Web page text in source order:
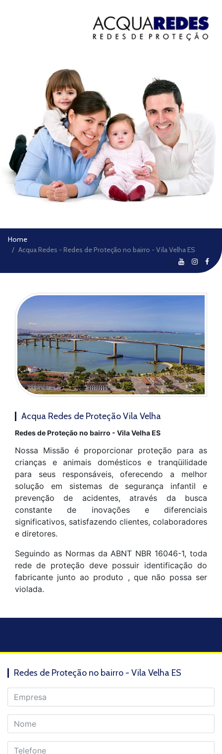
Home
Acqua Redes - Redes de Proteção no bairro - Vila Velha ES
Acqua Redes de Proteção Vila Velha
Redes de Proteção no bairro - Vila Velha ES
Nossa Missão é proporcionar proteção para as
crianças e animais domésticos e tranqüilidade
para seus responsáveis, oferecendo a melhor
solução em sistemas de segurança infantil e
prevenção de acidentes, através da busca
constante de inovações e diferenciais
significativos, satisfazendo clientes, colaboradores
e diretores.
Seguindo as Normas da ABNT NBR 16046-1, toda
rede de proteção deve possuir identificação do
fabricante junto ao produto , que não possa ser
violada.
Redes de Proteção no bairro - Vila Velha ES